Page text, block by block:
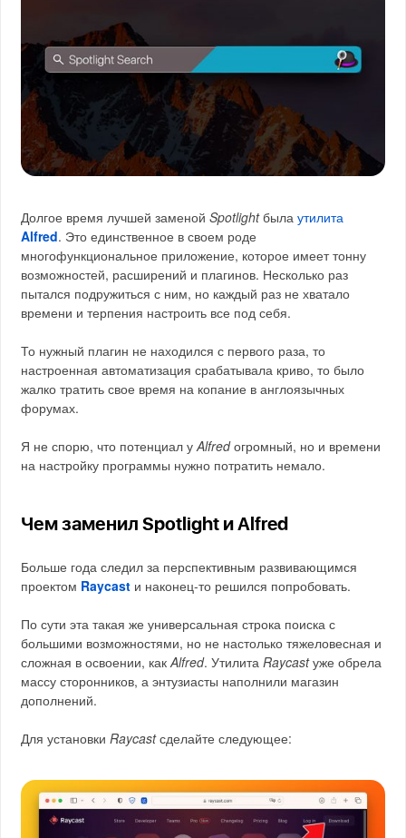
Долгое время лучшей заменойSpotlightбылаутилита
Alfred. Это единственное в своем роде
многофункциональное приложение, которое имеет тонну
возможностей, расширений и плагинов. Несколько раз
пытался подружиться с ним, но каждый раз не хватало
времени и терпения настроить все под себя.
То нужный плагин не находился с первого раза, то
настроенная автоматизация срабатывала криво, то было
жалко тратить свое время на копание в англоязычных
форумах.
Я не спорю, что потенциал уAlfredогромный, но и времени
на настройку программы нужно потратить немало.
Чем заменил Spotlight и Alfred
Больше года следил за перспективным развивающимся
проектом Raycast и наконец-то решился попробовать.
По сути эта такая же универсальная строка поиска с
большими возможностями, но не настолько тяжеловесная и
сложная в освоении, какAlfred. Утилита Raycastуже обрела
массу сторонников, а энтузиасты наполнили магазин
дополнений.
Для установки Raycastсделайте следующее: